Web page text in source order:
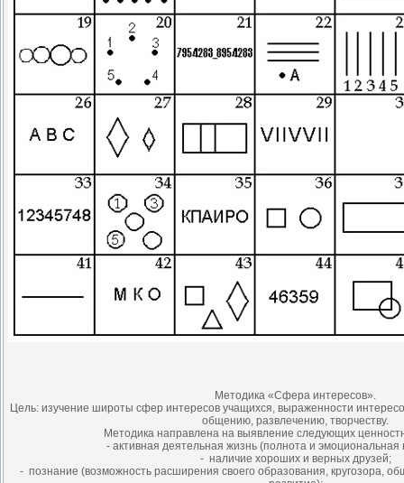
Методика «Сфера интересов».
Цель: изучение широты сфер интересов учащихся, выраженности
общению, развлечению, творчеству.
Методика направлена на выявление следующих
- активная деятельная жизнь (полнота и
- наличие хороших и верных друзей;
- познание (возможность расширения своего образования, кругозора,